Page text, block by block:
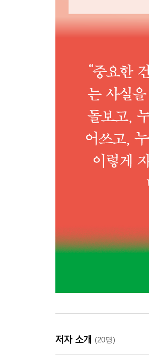
저자 소개 (20명)